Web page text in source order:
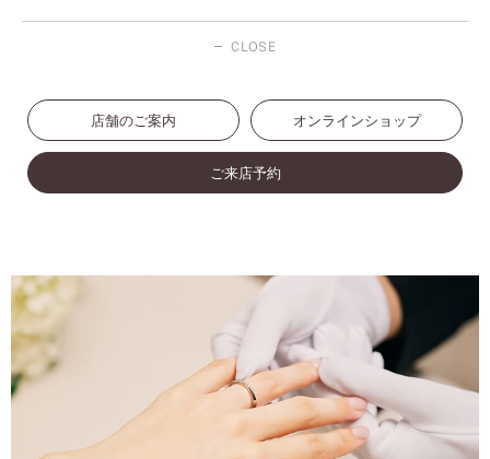
CLOSE
店舗のご案内 オンラインショップ
ご来店予約